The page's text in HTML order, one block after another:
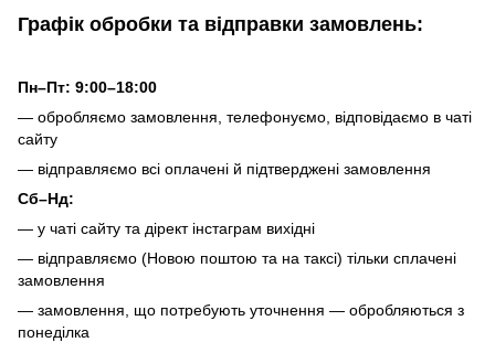
Графік обробки та відправки замовлень:
Пн–Пт: 9:00–18:00
— обробляємо замовлення, телефонуємо, відповідаємо в чаті
сайту
— відправляємо всі оплачені й підтверджені замовлення
Сб–Нд:
— у чаті сайту та дірект інстаграм вихідні
— відправляємо (Новою поштою та на таксі) тільки сплачені
замовлення
— замовлення, що потребують уточнення — обробляються з
понеділка